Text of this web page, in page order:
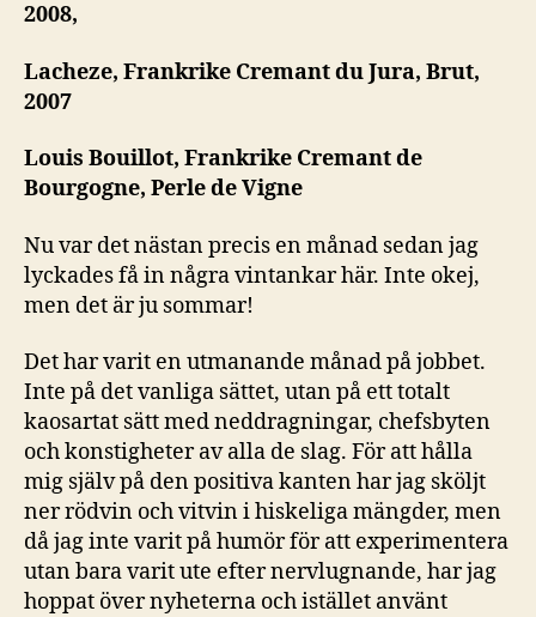
2008,
Lacheze, Frankrike Cremant du Jura, Brut,
2007
Louis Bouillot, Frankrike Cremant de
Bourgogne, Perle de Vigne
Nu var det nästan precis en månad sedan jag
lyckades få in några vintankar här. Inte okej,
men det är ju sommar!
Det har varit en utmanande månad på jobbet.
Inte på det vanliga sättet, utan på ett totalt
kaosartat sätt med neddragningar, chefsbyten
och konstigheter av alla de slag. För att hålla
mig själv på den positiva kanten har jag sköljt
ner rödvin och vitvin i hiskeliga mängder, men
då jag inte varit på humör för att experimentera
utan bara varit ute efter nervlugnande, har jag
hoppat över nyheterna och istället använt